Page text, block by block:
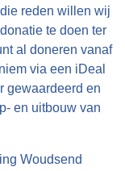
reden willen wij
te doen ter
al doneren vanaf
via een iDeal
gewaardeerd en
en uitbouw van
Woudsend